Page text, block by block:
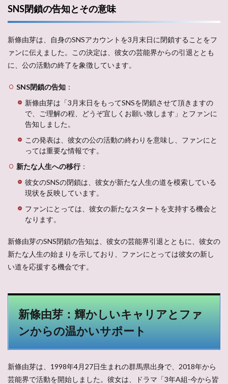
SNS閉鎖の告知とその意味
新條由芽は、自身のSNSアカウントを3月末日に閉鎖することをフ
ァンに伝えました。この決定は、彼女の芸能界からの引退ととも
に、公の活動の終了を象徴しています。
SNS閉鎖の告知 ：
新條由芽は「3月末日をもってSNSを閉鎖させて頂きますの
で、ご理解の程、どうぞ宜しくお願い致します」とファンに
告知しました。
この発表は、彼女の公の活動の終わりを意味し、ファンにと
っては重要な情報です。
新たな人生への移行：
彼女のSNSの閉鎖は、彼女が新たな人生の道を模索している
現状を反映しています。
ファンにとっては、彼女の新たなスタートを支持する機会と
なります。
新條由芽のSNS閉鎖の告知は、彼女の芸能界引退とともに、彼女の
新たな人生の始まりを示しており、ファンにとっては彼女の新し
い道を応援する機会です。
新條由芽：輝かしいキャリアとファ
ンからの温かいサポート
新條由芽は、1998年4月27日生まれの群馬県出身で、2018年から
芸能界で活動を開始しました。彼女は、ドラマ「3年A組-今から皆